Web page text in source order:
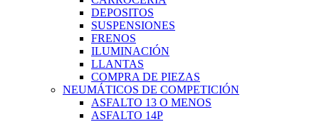
DEPOSITOS
SUSPENSIONES
FRENOS
ILUMINACIÓN
LLANTAS
COMPRA DE PIEZAS
NEUMÁTICOS DE COMPETICIÓN
ASFALTO 13 O MENOS
ASFALTO 14P